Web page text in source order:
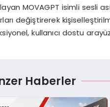
MOVAGPT isimli sesli
değiştirerek
kullanıcı dostu
Haberler